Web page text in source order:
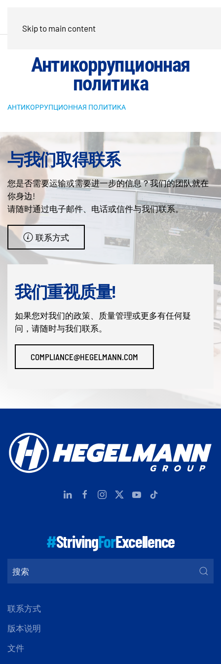
Skip to main content
Антикоррупционная
политика
АНТИКОРРУПЦИОННАЯ ПОЛИТИКА
与我们取得联系
您是否需要运输或需要进一步的信息？我们的团队就在
你身边!
请随时通过电子邮件、电话或信件与我们联系。
联系方式
我们重视质量!
如果您对我们的政策、质量管理或更多有任何疑
问，请随时与我们联系。
COMPLIANCE@HEGELMANN.COM
#StrivingForExcellence
联系方式
版本说明
文件